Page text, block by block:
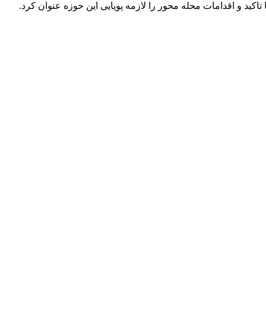
و اقدامات محله محور را لازمه پویایی این حوزه عنوان کرد.